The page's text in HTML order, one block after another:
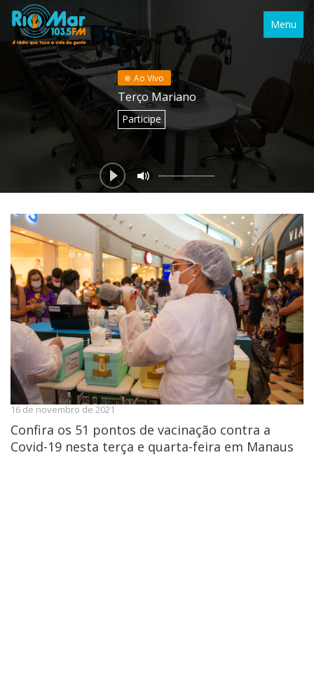
Menu
Ao Vivo
Terço Mariano
Participe
16 de novembro de 2021
Confira os 51 pontos de vacinação contra a
Covid-19 nesta terça e quarta-feira em Manaus